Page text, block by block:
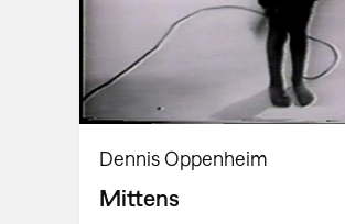
Dennis Oppenheim
Mittens